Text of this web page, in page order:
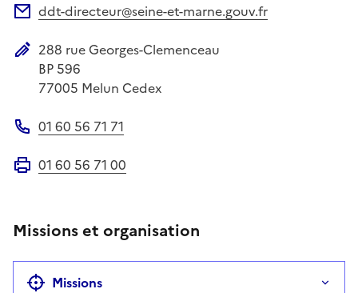
ddt-directeur@seine-et-marne.gouv.fr
Adresse postale
288 rue Georges-Clemenceau
BP 596
77005 Melun Cedex
01 60 56 71 71
01 60 56 71 00
Missions et organisation
Missions